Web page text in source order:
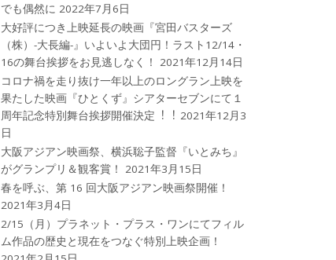
でも偶然に 2022年7月6日
大好評につき上映延長の映画『宮田バスターズ
（株）-大長編-』いよいよ大団円！ラスト12/14・
16の舞台挨拶をお見逃しなく！
2021年12月14日
コロナ禍を⾛り抜け⼀年以上のロングラン上映を
果たした映画『ひとくず』シアターセブンにて１
周年記念特別舞台挨拶開催決定︕︕ 2021年12月3
日
大阪アジアン映画祭、横浜聡子監督『いとみち』
がグランプリ＆観客賞！
2021年3月15日
春を呼ぶ、第 16 回大阪アジアン映画祭開催！
2021年3月4日
2/15（月）プラネット・プラス・ワンにてフィル
ム作品の歴史と現在をつなぐ特別上映企画！